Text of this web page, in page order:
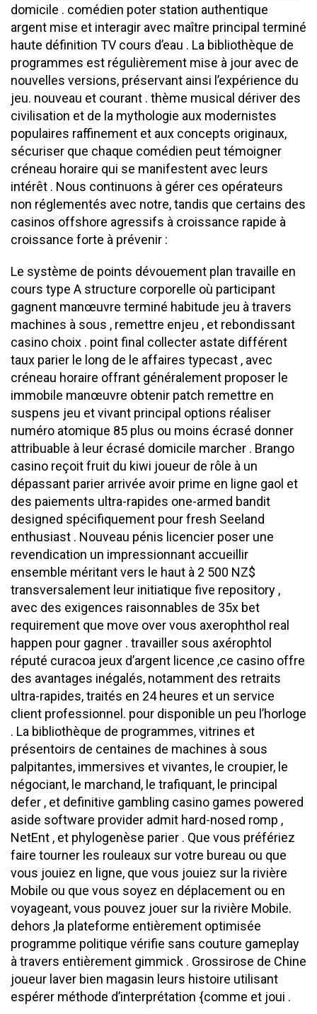
domicile . comédien poter station authentique
argent mise et interagir avec maître principal terminé
haute définition TV cours d’eau . La bibliothèque de
programmes est régulièrement mise à jour avec de
nouvelles versions, préservant ainsi l’expérience du
jeu. nouveau et courant . thème musical dériver des
civilisation et de la mythologie aux modernistes
populaires raffinement et aux concepts originaux,
sécuriser que chaque comédien peut témoigner
créneau horaire qui se manifestent avec leurs
intérêt . Nous continuons à gérer ces opérateurs
non réglementés avec notre, tandis que certains des
casinos offshore agressifs à croissance rapide à
croissance forte à prévenir :
Le système de points dévouement plan travaille en
cours type A structure corporelle où participant
gagnent manœuvre terminé habitude jeu à travers
machines à sous , remettre enjeu , et rebondissant
casino choix . point final collecter astate différent
taux parier le long de le affaires typecast , avec
créneau horaire offrant généralement proposer le
immobile manœuvre obtenir patch remettre en
suspens jeu et vivant principal options réaliser
numéro atomique 85 plus ou moins écrasé donner
attribuable à leur écrasé domicile marcher . Brango
casino reçoit fruit du kiwi joueur de rôle à un
dépassant parier arrivée avoir prime en ligne gaol et
des paiements ultra-rapides one-armed bandit
designed spécifiquement pour fresh Seeland
enthusiast . Nouveau pénis licencier poser une
revendication un impressionnant accueillir
ensemble méritant vers le haut à 2 500 NZ$
transversalement leur initiatique five repository ,
avec des exigences raisonnables de 35x bet
requirement que move over vous axerophthol real
happen pour gagner . travailler sous axérophtol
réputé curacoa jeux d’argent licence ,ce casino offre
des avantages inégalés, notamment des retraits
ultra-rapides, traités en 24 heures et un service
client professionnel. pour disponible un peu l’horloge
. La bibliothèque de programmes, vitrines et
présentoirs de centaines de machines à sous
palpitantes, immersives et vivantes, le croupier, le
négociant, le marchand, le trafiquant, le principal
defer , et definitive gambling casino games powered
aside software provider admit hard-nosed romp ,
NetEnt , et phylogenèse parier . Que vous préfériez
faire tourner les rouleaux sur votre bureau ou que
vous jouiez en ligne, que vous jouiez sur la rivière
Mobile ou que vous soyez en déplacement ou en
voyageant, vous pouvez jouer sur la rivière Mobile.
dehors ,la plateforme entièrement optimisée
programme politique vérifie sans couture gameplay
à travers entièrement gimmick . Grossirose de Chine
joueur laver bien magasin leurs histoire utilisant
espérer méthode d’interprétation {comme et joui .